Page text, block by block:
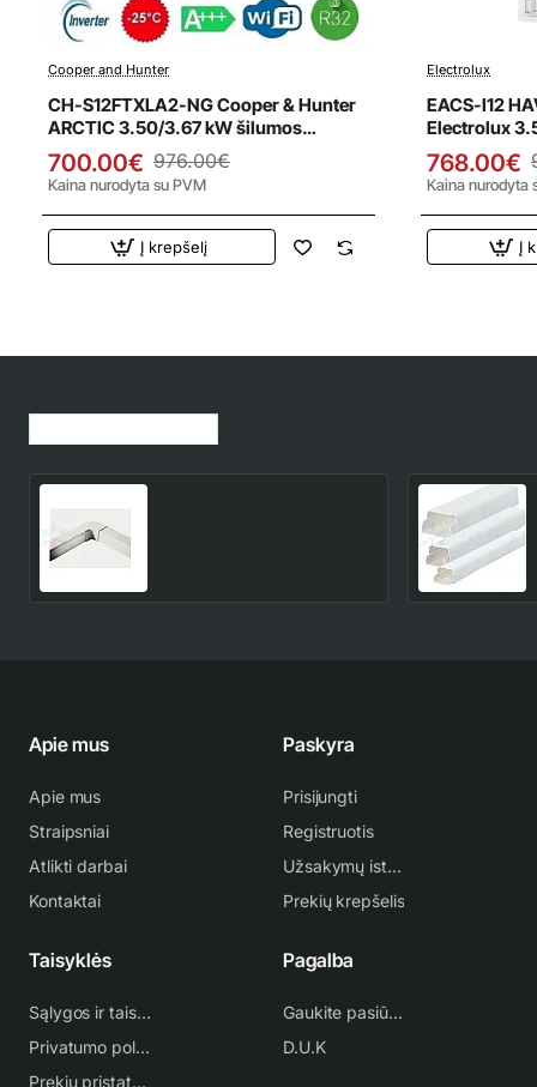
Išpardavimas
Cooper and Hunter
CH-S12FTXLA2-NG Cooper & Hunter
ARCTIC 3.50/3.67 kW šilumos
siurblys
700.00€ 976.00€
Kaina nurodyta su PVM
Į krepšelį
Electrolux
EACS-I12
Electrolux
siurblys
768.00€
Kaina nurodyta
Į
Apie mus
Apie mus
Straipsniai
Atlikti darbai
Kontaktai
Paskyra
Prisijungti
Registruotis
Užsakymų istorija
Prekių krepšelis
Taisyklės
Sąlygos ir taisyklės
Privatumo politika
Prekių pristatymas
Pagalba
Gaukite pasiūlymą
D.U.K